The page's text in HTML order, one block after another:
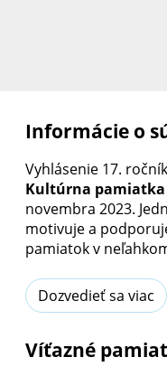
Informácie o
Vyhlásenie 17.
Kultúrna
novembra 2023.
motivuje a
pamiatok v
Dozvedieť sa viac
Víťazné